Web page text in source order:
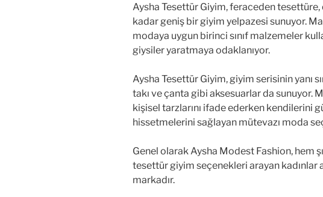
Aysha Tesettür Giyim, feraceden
kadar geniş bir giyim yelpazesi sunuyor.
modaya uygun birinci sınıf malzemeler
giysiler yaratmaya odaklanıyor.
Aysha Tesettür Giyim, giyim serisinin yanı
takı ve çanta gibi aksesuarlar da sunuyor.
kişisel tarzlarını ifade ederken kendilerini
hissetmelerini sağlayan mütevazı moda
Genel olarak Aysha Modest Fashion, hem
tesettür giyim seçenekleri arayan kadınlar
markadır.